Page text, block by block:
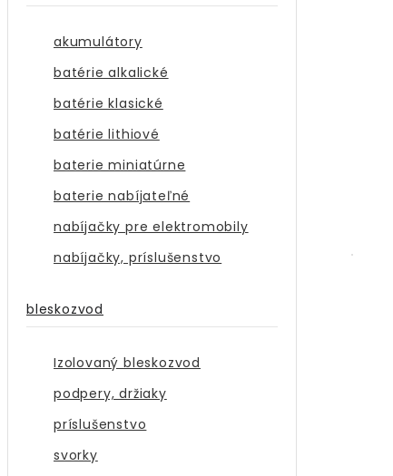
akumulátory
batérie alkalické
batérie klasické
batérie lithiové
baterie miniatúrne
baterie nabíjateľné
nabíjačky pre elektromobily
nabíjačky, príslušenstvo
bleskozvod
Izolovaný bleskozvod
podpery, držiaky
príslušenstvo
svorky